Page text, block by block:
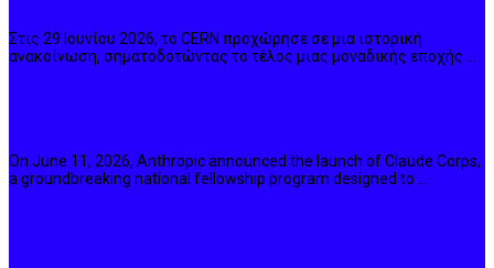
Στις 29 Ιουνίου 2026, το CERN προχώρησε σε μια ιστορική
ανακοίνωση, σηματοδοτώντας το τέλος μιας μοναδικής εποχής ...
On June 11, 2026, Anthropic announced the launch of Claude Corps,
a groundbreaking national fellowship program designed to ...